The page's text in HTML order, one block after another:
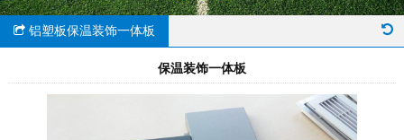
铝塑板保温装饰一体板
保温装饰一体板